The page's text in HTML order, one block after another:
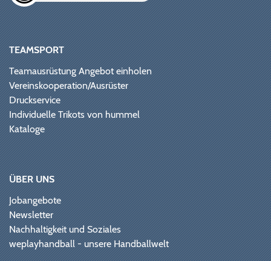
TEAMSPORT
Teamausrüstung Angebot einholen
Vereinskooperation/Ausrüster
Druckservice
Individuelle Trikots von hummel
Kataloge
ÜBER UNS
Jobangebote
Newsletter
Nachhaltigkeit und Soziales
weplayhandball - unsere Handballwelt